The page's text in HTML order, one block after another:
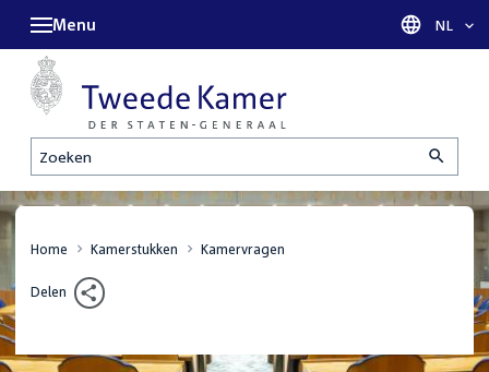
Zoeken
Menu Taal
NL
Home Kamerstukken Kamervragen
Delen